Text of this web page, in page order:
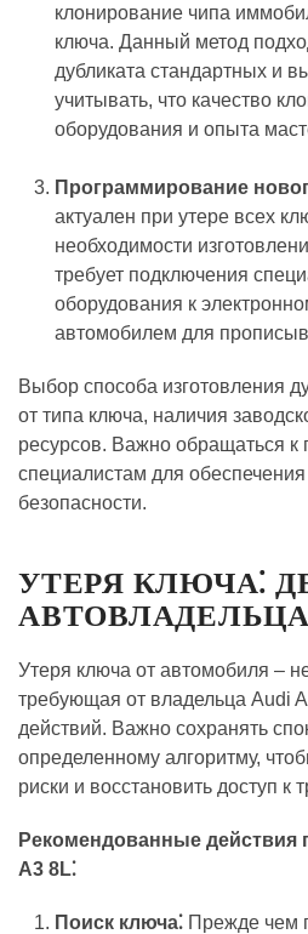
клонирование чипа
ключа. Данный метод
дубликата стандартных и
учитывать, что качество
оборудования и опыта
Программирование
актуален при утере всех
необходимости
требует подключения
оборудования к
автомобилем для
Выбор способа изготовления
от типа ключа, наличия
ресурсов. Важно обращаться
специалистам для обеспечения
безопасности.
УТЕРЯ КЛЮЧА⁚
АВТОВЛАДЕЛЬЦА
Утеря ключа от автомобиля –
требующая от владельца Audi
действий. Важно сохранять
определенному алгоритму,
риски и восстановить доступ к
Рекомендованные действия
A3 8L⁚
Поиск ключа⁚ Прежде чем